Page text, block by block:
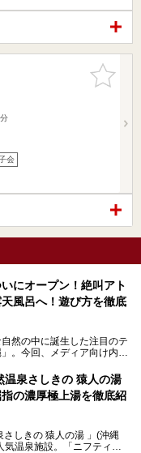
お気に入
りに追加
会
にオープン！絶叫アト
風呂へ！遊び方を徹底
然の中に誕生した注目のテ
。今回、メディア向け内覧
どころや料金、アクセス方
温泉さしきの 猿人の湯
の濃厚極上湯を徹底紹
さしきの 猿人の湯 」(沖縄
温泉施設。「ニフティ温